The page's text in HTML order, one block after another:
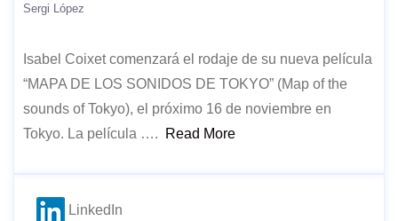
Sergi López
Isabel Coixet comenzará el rodaje de su nueva película
“MAPA DE LOS SONIDOS DE TOKYO” (Map of the
sounds of Tokyo), el próximo 16 de noviembre en
Tokyo. La película ….
Read More
LinkedIn